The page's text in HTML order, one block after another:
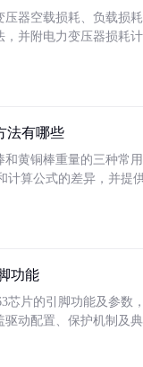
器空载损耗、负载损
并附电力变压器损耗
法有哪些
和黄铜棒重量的三种常
计算公式的差异，并
功能
芯片的引脚功能及参
驱动配置、保护机制及